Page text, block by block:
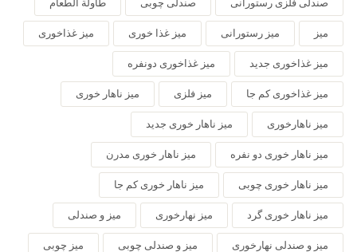
صندلی فلزی رستورانی صندلی چوبی طاولة الطعام
میز میز رستورانی میز غذا خوری میز غذاخوری
میز غذاخوری جدید میز غذاخوری دونفره
میز غذاخوری کم جا میز فلزی میز ناهار خوری
میز ناهارخوری میز ناهار خوری جدید
میز ناهار خوری دو نفره میز ناهار خوری مدرن
میز ناهار خوری چوبی میز ناهار خوری کم جا
میز ناهار خوری گرد میز نهارخوری میز و صندلی
میز و صندلی نهارخوری میز و صندلی چوبی میز چوبی